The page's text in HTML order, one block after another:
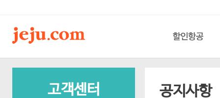
할인항공
고객센터 공지사항